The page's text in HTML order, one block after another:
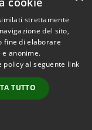
© 2026 • Comune di
• Powered by
•Accesso
redazione
strettamente
del sito,
fine di elaborare
anonime.
al seguente link
TUTTO